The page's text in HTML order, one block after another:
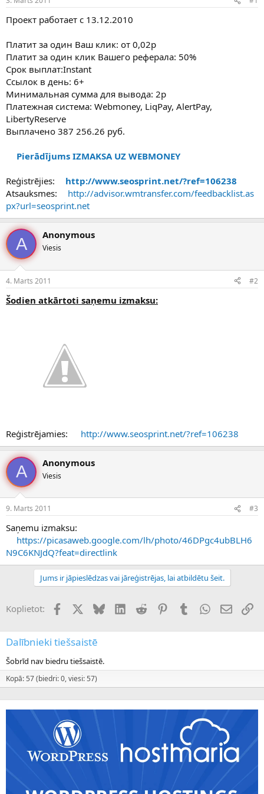
n
u
s
ā
c
ē
s
a
u
s
Проект работает с 13.12.2010
Платит за один Ваш клик: от 0,02р
Платит за один клик Вашего реферала: 50%
Срок выплат:Instant
Ссылок в день: 6+
Минимальная сумма для вывода: 2р
Платежная система: Webmoney, LiqPay, AlertPay,
LibertyReserve
Выплачено 387 256.26 руб.
Pierādījums IZMAKSA UZ WEBMONEY
Reģistrējies:
http://www.seosprint.net/?ref=106238
Atsauksmes:
http://advisor.wmtransfer.com/feedbacklist.as
px?url=seosprint.net
A Anonymous
Viesis
4. Marts 2011 #2
Šodien atkārtoti saņemu izmaksu:
Reģistrējamies: http://www.seosprint.net/?ref=106238
A Anonymous
Viesis
9. Marts 2011 #3
Saņemu izmaksu:
https://picasaweb.google.com/lh/photo/46DPgc4ubBLH6
N9C6KNJdQ?feat=directlink
Jums ir jāpieslēdzas vai jāreģistrējas, lai atbildētu šeit.
Koplietot: FacebookX (Twitter)
BlueskyLinkedInReddit PinterestTumblrWhatsApp
E-pasts
Dalībnieki tiešsaistē
Šobrīd nav biedru tiešsaistē.
Kopā: 57 (biedri: 0, viesi: 57)